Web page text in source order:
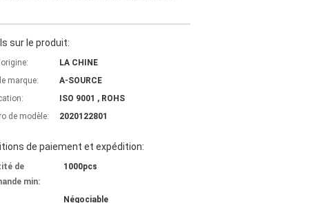
sur le produit:
LA CHINE
marque:
A-SOURCE
ISO 9001 , ROHS
de modèle:
2020122801
de paiement et expédition:
de
min:
1000pcs
Négociable